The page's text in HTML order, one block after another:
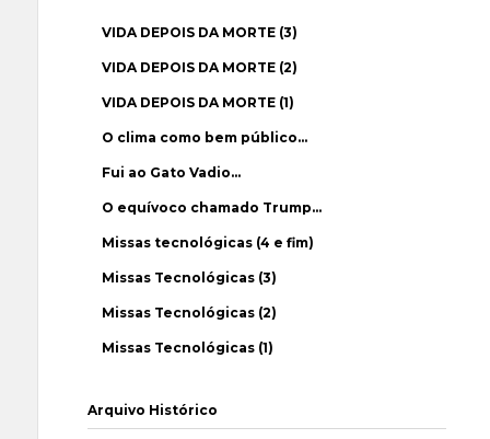
VIDA DEPOIS DA MORTE (3)
VIDA DEPOIS DA MORTE (2)
VIDA DEPOIS DA MORTE (1)
O clima como bem público…
Fui ao Gato Vadio…
O equívoco chamado Trump…
Missas tecnológicas (4 e fim)
Missas Tecnológicas (3)
Missas Tecnológicas (2)
Missas Tecnológicas (1)
Arquivo Histórico